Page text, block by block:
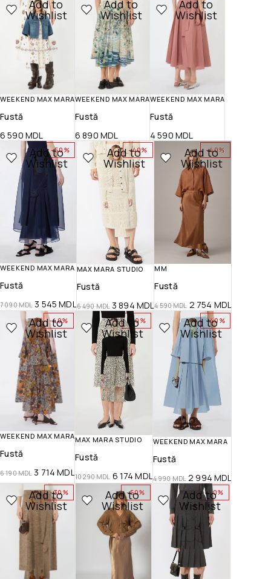
Add to
Wishlist
WEEKEND MAX MARA
Fustă
6 590 MDL
Add to
Wishlist
WEEKEND MAX MARA
Fustă
6 890 MDL
Add to
Wishlist
WEEKEND MAX MARA
Fustă
4 590 MDL
-50%
Add to
Wishlist
WEEKEND MAX MARA
Fustă
7 090MDL 3 545MDL
-40%
Add to
Wishlist
MAX MARA STUDIO
Fustă
6 490MDL 3 894 MDL
-40%
Add to
Wishlist
MM
Fustă
4 590MDL 2 754 MDL
-40%
Add to
Wishlist
WEEKEND MAX MARA
Fustă
6 190MDL 3 714MDL
-40%
Add to
Wishlist
MAX MARA STUDIO
Fustă
10 290MDL 6 174MDL
-40%
Add to
Wishlist
WEEKEND MAX MARA
Fustă
4 990MDL 2 994MDL
-30%
Add to
Wishlist
-50%
Add to
Wishlist
-40%
Add to
Wishlist